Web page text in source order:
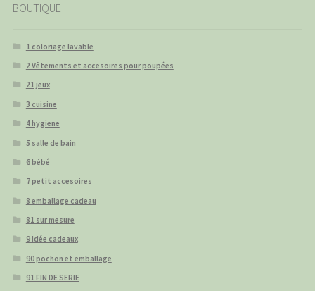
BOUTIQUE
1 coloriage lavable
2 Vêtements et accesoires pour poupées
21 jeux
3 cuisine
4 hygiene
5 salle de bain
6 bébé
7 petit accesoires
8 emballage cadeau
81 sur mesure
9 Idée cadeaux
90 pochon et emballage
91 FIN DE SERIE